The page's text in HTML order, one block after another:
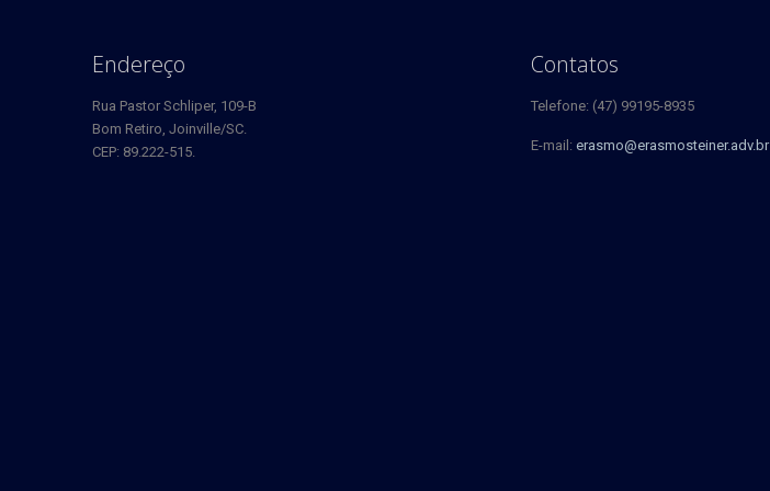
Endereço
Rua Pastor Schliper, 109-B
Bom Retiro, Joinville/SC.
CEP: 89.222-515.
Contatos
Telefone: (47) 99195-8935
E-mail: erasmo@erasmosteiner.adv.br